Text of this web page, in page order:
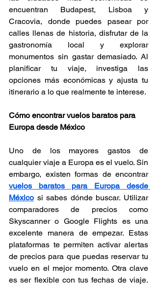
encuentran Budapest, Lisboa y
Cracovia, donde puedes pasear por
calles llenas de historia, disfrutar de la
gastronomía local y explorar
monumentos sin gastar demasiado. Al
planificar tu viaje, investiga las
opciones más económicas y ajusta tu
itinerario a lo que realmente te interese.
Cómo encontrar vuelos baratos para
Europa desde México
Uno de los mayores gastos de
cualquier viaje a Europa es el vuelo. Sin
embargo, existen formas de encontrar
vuelos baratos para Europa desde
México si sabes dónde buscar. Utilizar
comparadores de precios como
Skyscanner o Google Flights es una
excelente manera de empezar. Estas
plataformas te permiten activar alertas
de precios para que puedas reservar tu
vuelo en el mejor momento. Otra clave
es ser flexible con tus fechas de viaje.